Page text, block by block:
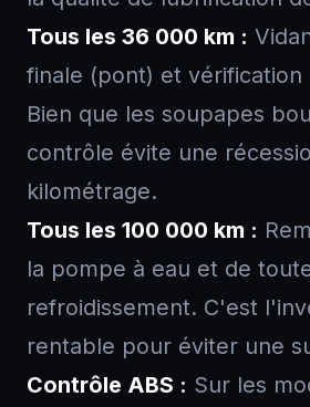
Tous les 36 000 km :
finale (pont) et
Bien que les soupapes
contrôle évite une
kilométrage.
Tous les 100 000 km :
la pompe à eau et de
refroidissement. C'est
rentable pour éviter une
Contrôle ABS : Sur les